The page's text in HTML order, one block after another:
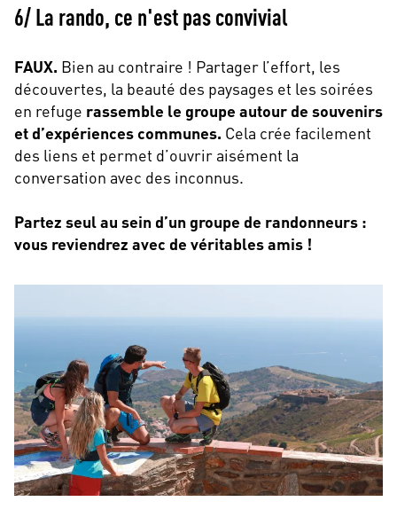
6/ La rando, ce n'est pas convivial
FAUX. Bien au contraire ! Partager l’effort, les
découvertes, la beauté des paysages et les soirées
en refuge rassemble le groupe autour de souvenirs
et d’expériences communes. Cela crée facilement
des liens et permet d’ouvrir aisément la
conversation avec des inconnus.
Partez seul au sein d’un groupe de randonneurs :
vous reviendrez avec de véritables amis !